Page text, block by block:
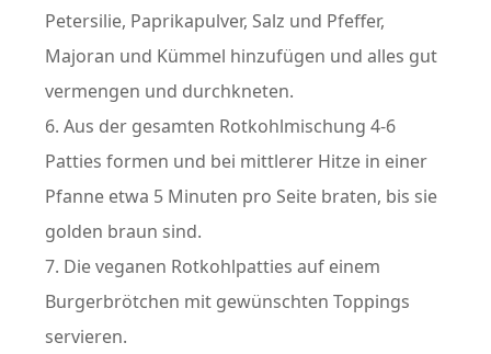
Petersilie, Paprikapulver, Salz und Pfeffer,
Majoran und Kümmel hinzufügen und alles gut
vermengen und durchkneten.
Aus der gesamten Rotkohlmischung 4-6
Patties formen und bei mittlerer Hitze in einer
Pfanne etwa 5 Minuten pro Seite braten, bis sie
golden braun sind.
Die veganen Rotkohlpatties auf einem
Burgerbrötchen mit gewünschten Toppings
servieren.